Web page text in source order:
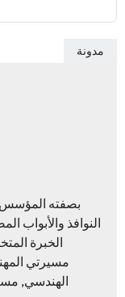
مدونة
بصفته المؤسس
الخبرة
مسيرتي
الهندسي,